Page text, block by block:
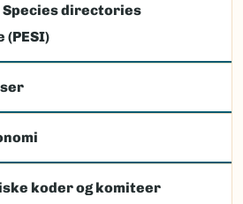
Species directories
koder og komiteer